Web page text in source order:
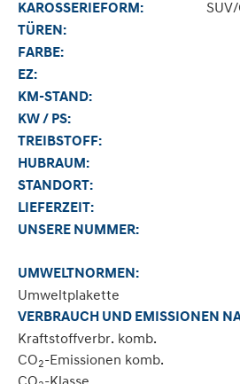
KAROSSERIEFORM:
TÜREN:
FARBE:
EZ:
KM-STAND:
KW / PS:
TREIBSTOFF:
HUBRAUM:
STANDORT:
LIEFERZEIT:
UNSERE NUMMER:
UMWELTNORMEN:
Umweltplakette
VERBRAUCH UND EMISSIONEN
Kraftstoffverbr. komb.
CO2-Emissionen komb.
CO -Klasse